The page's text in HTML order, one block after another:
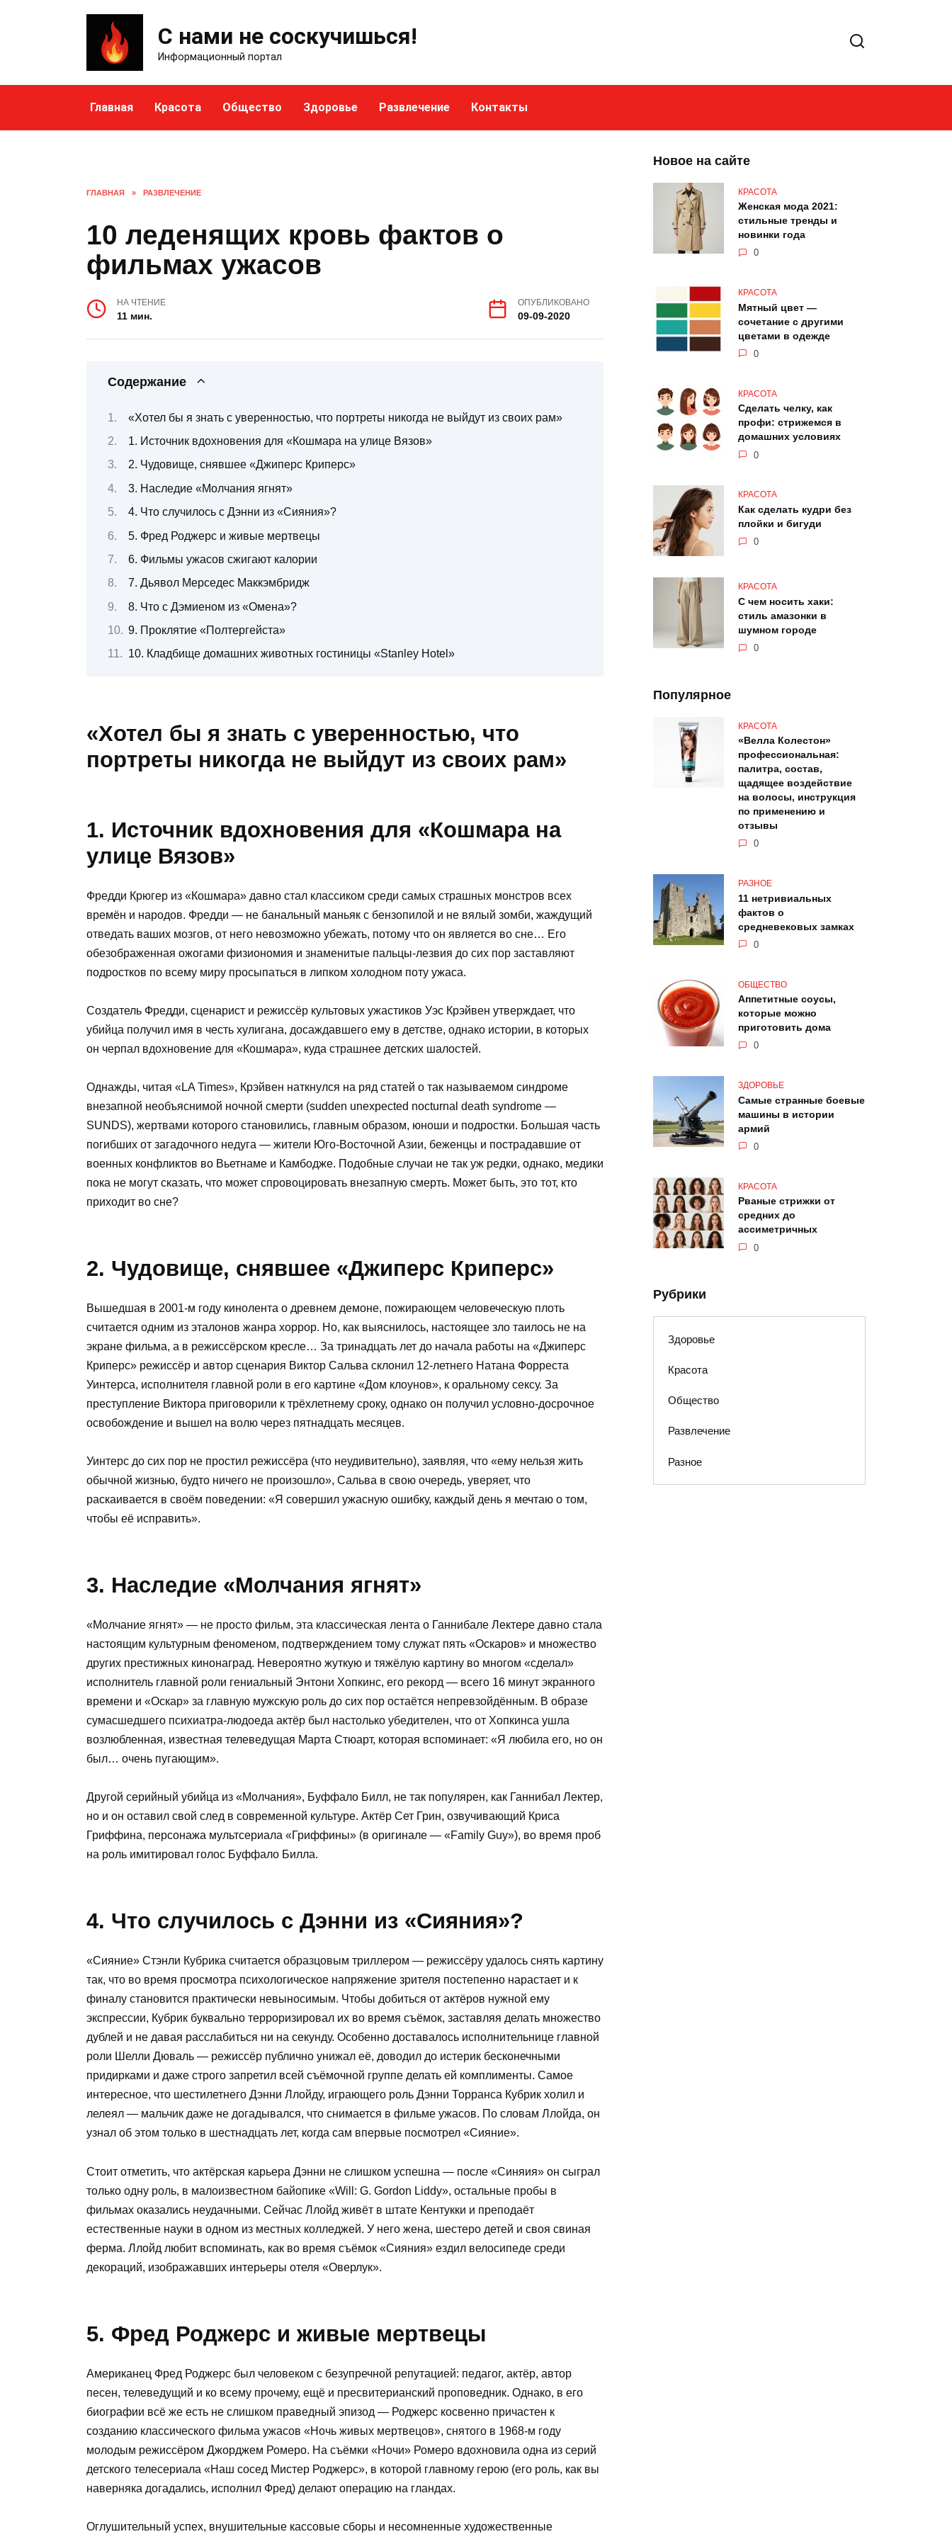
С нами не соскучишься!
Информационный портал
Главная Красота Общество Здоровье Развлечение Контакты
ГЛАВНАЯ » РАЗВЛЕЧЕНИЕ
10 леденящих кровь фактов о
фильмах ужасов
НА ЧТЕНИЕ
11 мин.
ОПУБЛИКОВАНО
09-09-2020
Содержание
«Хотел бы я знать с уверенностью, что портреты никогда не выйдут из своих рам»
1. Источник вдохновения для «Кошмара на улице Вязов»
2. Чудовище, снявшее «Джиперс Криперс»
3. Наследие «Молчания ягнят»
4. Что случилось с Дэнни из «Сияния»?
5. Фред Роджерс и живые мертвецы
6. Фильмы ужасов сжигают калории
7. Дьявол Мерседес Маккэмбридж
8. Что с Дэмиеном из «Омена»?
9. Проклятие «Полтергейста»
10. Кладбище домашних животных гостиницы «Stanley Hotel»
«Хотел бы я знать с уверенностью, что
портреты никогда не выйдут из своих рам»
1. Источник вдохновения для «Кошмара на
улице Вязов»
Фредди Крюгер из «Кошмара» давно стал классиком среди самых страшных монстров всех
времён и народов. Фредди — не банальный маньяк с бензопилой и не вялый зомби, жаждущий
отведать ваших мозгов, от него невозможно убежать, потому что он является во сне… Его
обезображенная ожогами физиономия и знаменитые пальцы-лезвия до сих пор заставляют
подростков по всему миру просыпаться в липком холодном поту ужаса.
Создатель Фредди, сценарист и режиссёр культовых ужастиков Уэс Крэйвен утверждает, что
убийца получил имя в честь хулигана, досаждавшего ему в детстве, однако истории, в которых
он черпал вдохновение для «Кошмара», куда страшнее детских шалостей.
Однажды, читая «LA Times», Крэйвен наткнулся на ряд статей о так называемом синдроме
внезапной необъяснимой ночной смерти (sudden unexpected nocturnal death syndrome —
SUNDS), жертвами которого становились, главным образом, юноши и подростки. Большая часть
погибших от загадочного недуга — жители Юго-Восточной Азии, беженцы и пострадавшие от
военных конфликтов во Вьетнаме и Камбодже. Подобные случаи не так уж редки, однако, медики
пока не могут сказать, что может спровоцировать внезапную смерть. Может быть, это тот, кто
приходит во сне?
2. Чудовище, снявшее «Джиперс Криперс»
Вышедшая в 2001-м году кинолента о древнем демоне, пожирающем человеческую плоть
считается одним из эталонов жанра хоррор. Но, как выяснилось, настоящее зло таилось не на
экране фильма, а в режиссёрском кресле… За тринадцать лет до начала работы на «Джиперс
Криперс» режиссёр и автор сценария Виктор Сальва склонил 12-летнего Натана Форреста
Уинтерса, исполнителя главной роли в его картине «Дом клоунов», к оральному сексу. За
преступление Виктора приговорили к трёхлетнему сроку, однако он получил условно-досрочное
освобождение и вышел на волю через пятнадцать месяцев.
Уинтерс до сих пор не простил режиссёра (что неудивительно), заявляя, что «ему нельзя жить
обычной жизнью, будто ничего не произошло», Сальва в свою очередь, уверяет, что
раскаивается в своём поведении: «Я совершил ужасную ошибку, каждый день я мечтаю о том,
чтобы её исправить».
3. Наследие «Молчания ягнят»
«Молчание ягнят» — не просто фильм, эта классическая лента о Ганнибале Лектере давно стала
настоящим культурным феноменом, подтверждением тому служат пять «Оскаров» и множество
других престижных кинонаград. Невероятно жуткую и тяжёлую картину во многом «сделал»
исполнитель главной роли гениальный Энтони Хопкинс, его рекорд — всего 16 минут экранного
времени и «Оскар» за главную мужскую роль до сих пор остаётся непревзойдённым. В образе
сумасшедшего психиатра-людоеда актёр был настолько убедителен, что от Хопкинса ушла
возлюбленная, известная телеведущая Марта Стюарт, которая вспоминает: «Я любила его, но он
был… очень пугающим».
Другой серийный убийца из «Молчания», Буффало Билл, не так популярен, как Ганнибал Лектер,
но и он оставил свой след в современной культуре. Актёр Сет Грин, озвучивающий Криса
Гриффина, персонажа мультсериала «Гриффины» (в оригинале — «Family Guy»), во время проб
на роль имитировал голос Буффало Билла.
4. Что случилось с Дэнни из «Сияния»?
«Сияние» Стэнли Кубрика считается образцовым триллером — режиссёру удалось снять картину
так, что во время просмотра психологическое напряжение зрителя постепенно нарастает и к
финалу становится практически невыносимым. Чтобы добиться от актёров нужной ему
экспрессии, Кубрик буквально терроризировал их во время съёмок, заставляя делать множество
дублей и не давая расслабиться ни на секунду. Особенно доставалось исполнительнице главной
роли Шелли Дюваль — режиссёр публично унижал её, доводил до истерик бесконечными
придирками и даже строго запретил всей съёмочной группе делать ей комплименты. Самое
интересное, что шестилетнего Дэнни Ллойду, играющего роль Дэнни Торранса Кубрик холил и
лелеял — мальчик даже не догадывался, что снимается в фильме ужасов. По словам Ллойда, он
узнал об этом только в шестнадцать лет, когда сам впервые посмотрел «Сияние».
Стоит отметить, что актёрская карьера Дэнни не слишком успешна — после «Синяия» он сыграл
только одну роль, в малоизвестном байопике «Will: G. Gordon Liddy», остальные пробы в
фильмах оказались неудачными. Сейчас Ллойд живёт в штате Кентукки и преподаёт
естественные науки в одном из местных колледжей. У него жена, шестеро детей и своя свиная
ферма. Ллойд любит вспоминать, как во время съёмок «Сияния» ездил велосипеде среди
декораций, изображавших интерьеры отеля «Оверлук».
5. Фред Роджерс и живые мертвецы
Американец Фред Роджерс был человеком с безупречной репутацией: педагог, актёр, автор
песен, телеведущий и ко всему прочему, ещё и пресвитерианский проповедник. Однако, в его
биографии всё же есть не слишком праведный эпизод — Роджерс косвенно причастен к
созданию классического фильма ужасов «Ночь живых мертвецов», снятого в 1968-м году
молодым режиссёром Джорджем Ромеро. На съёмки «Ночи» Ромеро вдохновила одна из серий
детского телесериала «Наш сосед Мистер Роджерс», в которой главному герою (его роль, как вы
наверняка догадались, исполнил Фред) делают операцию на гландах.
Оглушительный успех, внушительные кассовые сборы и несомненные художественные
Новое на сайте
КРАСОТА
Женская мода 2021:
стильные тренды и
новинки года
0
КРАСОТА
Мятный цвет —
сочетание с другими
цветами в одежде
0
КРАСОТА
Сделать челку, как
профи: стрижемся в
домашних условиях
0
КРАСОТА
Как сделать кудри без
плойки и бигуди
0
КРАСОТА
С чем носить хаки:
стиль амазонки в
шумном городе
0
Популярное
КРАСОТА
«Велла Колестон»
профессиональная:
палитра, состав,
щадящее воздействие
на волосы, инструкция
по применению и
отзывы
0
РАЗНОЕ
11 нетривиальных
фактов о
средневековых замках
0
ОБЩЕСТВО
Аппетитные соусы,
которые можно
приготовить дома
0
ЗДОРОВЬЕ
Самые странные боевые
машины в истории
армий
0
КРАСОТА
Рваные стрижки от
средних до
ассиметричных
0
Рубрики
Здоровье
Красота
Общество
Развлечение
Разное